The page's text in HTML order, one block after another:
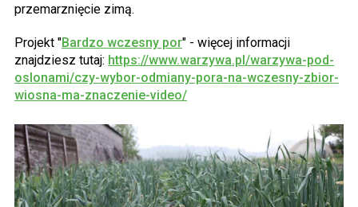
przemarznięcie zimą.
Projekt "Bardzo wczesny por" - więcej informacji
znajdziesz tutaj: https://www.warzywa.pl/warzywa-pod-
oslonami/czy-wybor-odmiany-pora-na-wczesny-zbior-
wiosna-ma-znaczenie-video/